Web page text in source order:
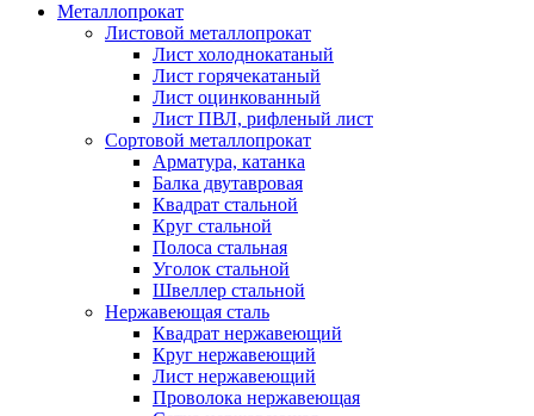
Металлопрокат
Листовой металлопрокат
Лист холоднокатаный
Лист горячекатаный
Лист оцинкованный
Лист ПВЛ, рифленый лист
Сортовой металлопрокат
Арматура, катанка
Балка двутавровая
Квадрат стальной
Круг стальной
Полоса стальная
Уголок стальной
Швеллер стальной
Нержавеющая сталь
Квадрат нержавеющий
Круг нержавеющий
Лист нержавеющий
Проволока нержавеющая